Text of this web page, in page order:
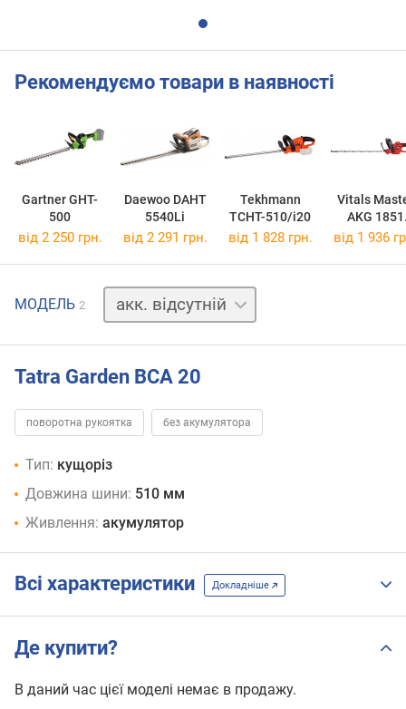
Рекомендуємо товари в наявності
Gartner GHT-
500
Daewoo DAHT
5540Li
Tekhmann
TCHT-510/i20
Vitals
AKG 1851
SmartLine
від 2 250 грн. від 2 291 грн. від 1 828 грн. від 1 936
МОДЕЛЬ 2
Tatra Garden BCA 20
поворотна рукоятка без акумулятора
Тип: кущоріз
Довжина шини: 510 мм
Живлення: акумулятор
Всі характеристики Докладніше
Де купити?
В даний час цієї моделі немає в продажу.